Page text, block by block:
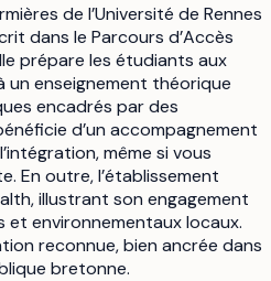
de l’Université de Rennes
dans le Parcours d’Accès
prépare les étudiants aux
un enseignement théorique
encadrés par des
d’un accompagnement
même si vous
En outre, l’établissement
illustrant son engagement
et environnementaux locaux.
reconnue, bien ancrée dans
bretonne.